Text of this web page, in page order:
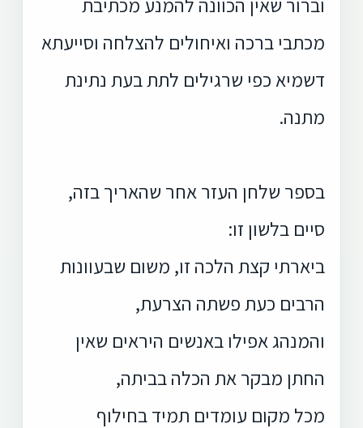
מכתבי ברכה ואיחולים להצלחה וסייעתא
דשמיא כפי שרגילים לתת בעת נתינת
מתנה.
בספר שלחן העזר אחר שהאריך בזה,
סיים בלשון זו:
ביארתי קצת הלכה זו, משום שבעוונות
הרבים כעת פשתה הצרעת,
והמנהג אפילו באנשים היראים שאין
החתן מבקר את הכלה בביתה,
מכל מקום עומדים תמיד בחילוף